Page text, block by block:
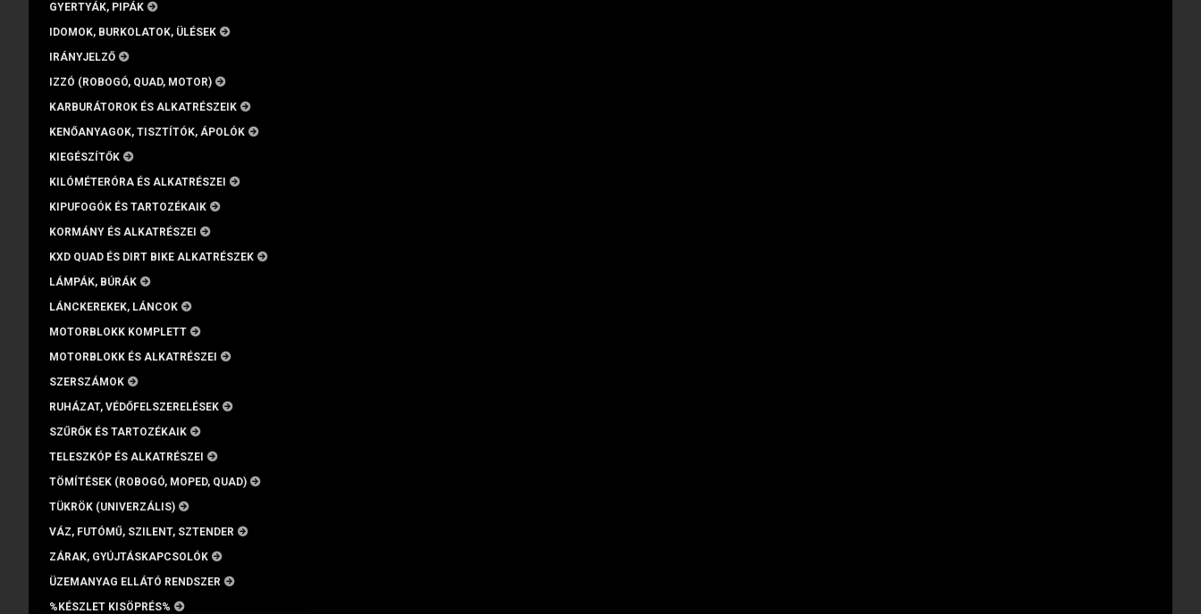
GYERTYÁK, PIPÁK
IDOMOK, BURKOLATOK, ÜLÉSEK
IRÁNYJELZŐ
IZZÓ (ROBOGÓ, QUAD, MOTOR)
KARBURÁTOROK ÉS ALKATRÉSZEIK
KENŐANYAGOK, TISZTÍTÓK, ÁPOLÓK
KIEGÉSZÍTŐK
KILÓMÉTERÓRA ÉS ALKATRÉSZEI
KIPUFOGÓK ÉS TARTOZÉKAIK
KORMÁNY ÉS ALKATRÉSZEI
KXD QUAD ÉS DIRT BIKE ALKATRÉSZEK
LÁMPÁK, BÚRÁK
LÁNCKEREKEK, LÁNCOK
MOTORBLOKK KOMPLETT
MOTORBLOKK ÉS ALKATRÉSZEI
SZERSZÁMOK
RUHÁZAT, VÉDŐFELSZERELÉSEK
SZŰRŐK ÉS TARTOZÉKAIK
TELESZKÓP ÉS ALKATRÉSZEI
TÖMÍTÉSEK (ROBOGÓ, MOPED, QUAD)
TÜKRÖK (UNIVERZÁLIS)
VÁZ, FUTÓMŰ, SZILENT, SZTENDER
ZÁRAK, GYÚJTÁSKAPCSOLÓK
ÜZEMANYAG ELLÁTÓ RENDSZER
%KÉSZLET KISÖPRÉS%